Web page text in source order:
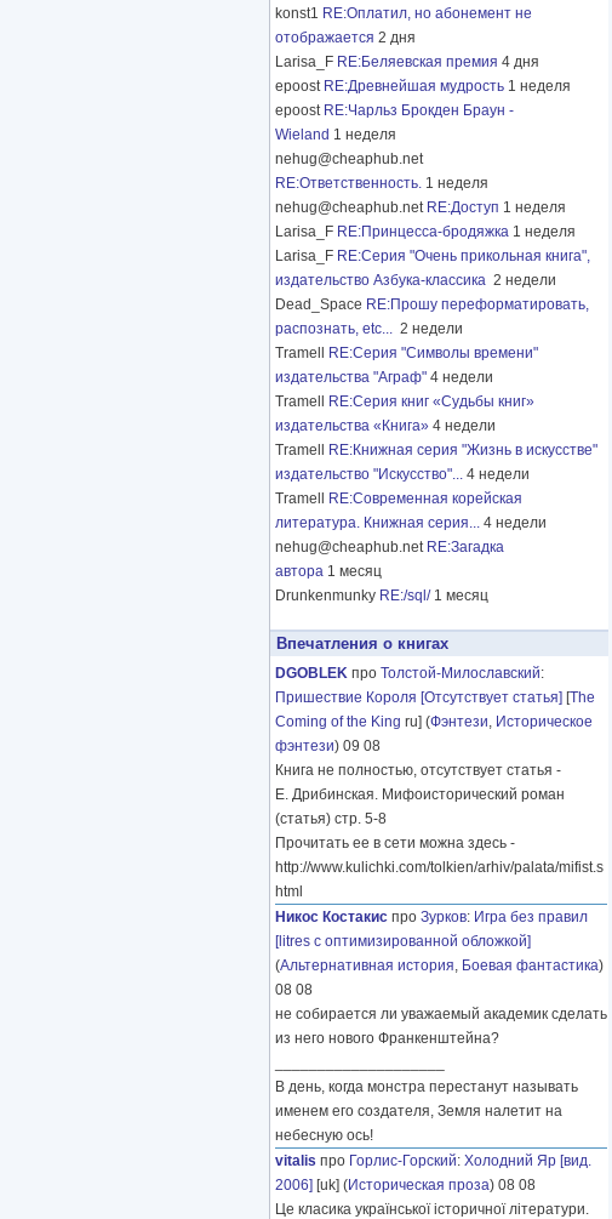
konst1 RE:Оплатил, но абонемент не
отображается 2 дня
Larisa_F RE:Беляевская премия 4 дня
epoost RE:Древнейшая мудрость 1 неделя
epoost RE:Чарльз Брокден Браун -
Wieland 1 неделя
nehug@cheaphub.net
RE:Ответственность. 1 неделя
nehug@cheaphub.net RE:Доступ 1 неделя
Larisa_F RE:Принцесса-бродяжка 1 неделя
Larisa_F RE:Серия "Очень прикольная книга",
издательство Азбука-классика 2 недели
Dead_Space RE:Прошу переформатировать,
распознать, etc... 2 недели
Tramell
RE:Серия "Символы времени"
издательства "Аграф" 4 недели
Tramell
RE:Серия книг «Судьбы книг»
издательства «Книга» 4 недели
Tramell
RE:Книжная серия "Жизнь в искусстве"
издательство "Искусство"... 4 недели
Tramell
RE:Современная корейская
литература. Книжная серия... 4 недели
nehug@cheaphub.net RE:Загадка
автора 1 месяц
Drunkenmunky RE:/sql/ 1 месяц
Впечатления о книгах
DGOBLEK про Толстой-Милославский:
Пришествие Короля [Отсутствует статья] [The
Coming of the King ru] (Фэнтези, Историческое
фэнтези) 09 08
Книга не полностью, отсутствует статья -
Е. Дрибинская. Мифоисторический роман
(статья) стр. 5-8
Прочитать ее в сети можна здесь -
http://www.kulichki.com/tolkien/arhiv/palata/mifist.s
html
Никос Костакис про Зурков: Игра без правил
[litres с оптимизированной обложкой]
(Альтернативная история, Боевая фантастика)
08 08
не собирается ли уважаемый академик сделать
из него нового Франкенштейна?
В день, когда монстра перестанут называть
именем его создателя, Земля налетит на
небесную ось!
vitalis про Горлис-Горский: Холодний Яр [вид.
2006] [uk] (Историческая проза) 08 08
Це класика української історичної літератури.